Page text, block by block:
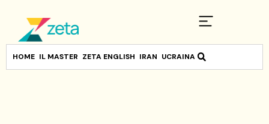
HOME IL MASTER ZETA ENGLISH IRAN UCRAINA